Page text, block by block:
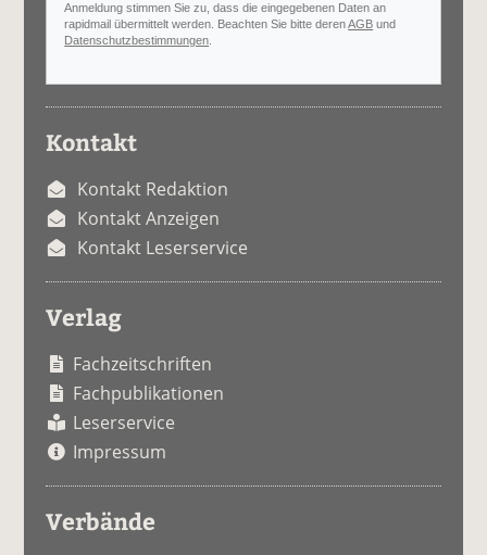
Anmeldung stimmen Sie zu, dass die eingegebenen Daten an
rapidmail übermittelt werden. Beachten Sie bitte derenAGB und
Datenschutzbestimmungen
Kontakt
Kontakt Redaktion
Kontakt Anzeigen
Kontakt Leserservice
Verlag
Fachzeitschriften
Fachpublikationen
Leserservice
Impressum
Verbände